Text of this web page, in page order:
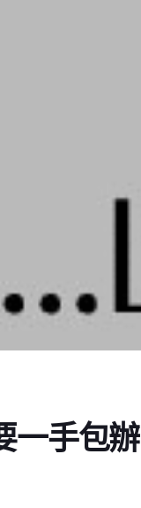
一手包辦